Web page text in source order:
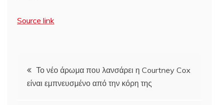
Source link
Πλοήγηση
άρθρων
Το νέο άρωμα που λανσάρει η Courtney Cox
είναι εμπνευσμένο από την κόρη της